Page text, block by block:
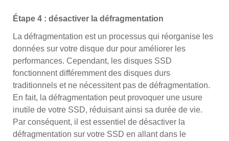
Étape 4 : désactiver la défragmentation
La défragmentation est un processus qui réorganise les
données sur votre disque dur pour améliorer les
performances. Cependant, les disques SSD
fonctionnent différemment des disques durs
traditionnels et ne nécessitent pas de défragmentation.
En fait, la défragmentation peut provoquer une usure
inutile de votre SSD, réduisant ainsi sa durée de vie.
Par conséquent, il est essentiel de désactiver la
défragmentation sur votre SSD en allant dans le